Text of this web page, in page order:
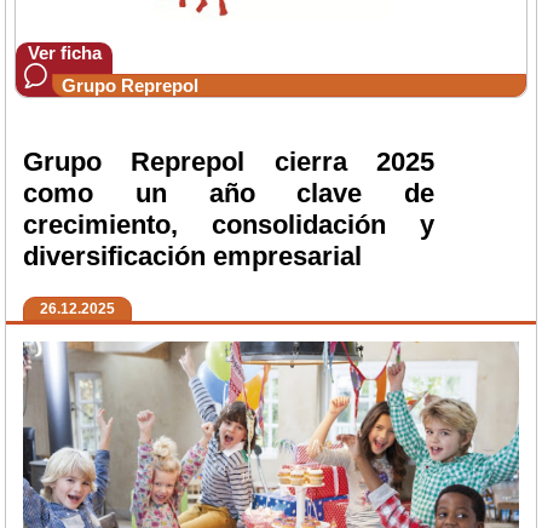
Ver ficha
Grupo Reprepol
Grupo Reprepol cierra 2025
como un año clave de
crecimiento, consolidación y
diversificación empresarial
26.12.2025